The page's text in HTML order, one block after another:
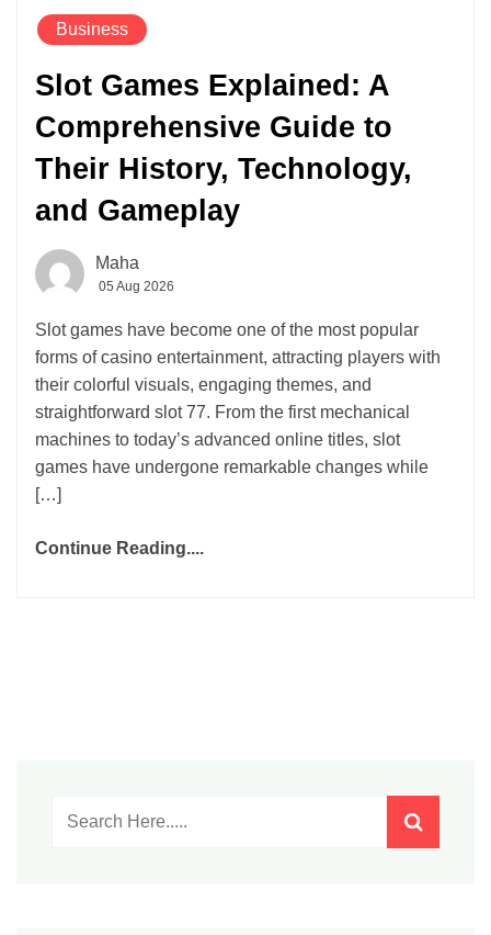
Business
Slot Games Explained: A
Comprehensive Guide to
Their History, Technology,
and Gameplay
Maha
05 Aug 2026
Slot games have become one of the most popular
forms of casino entertainment, attracting players with
their colorful visuals, engaging themes, and
straightforward slot 77. From the first mechanical
machines to today’s advanced online titles, slot
games have undergone remarkable changes while
[…]
Continue Reading....